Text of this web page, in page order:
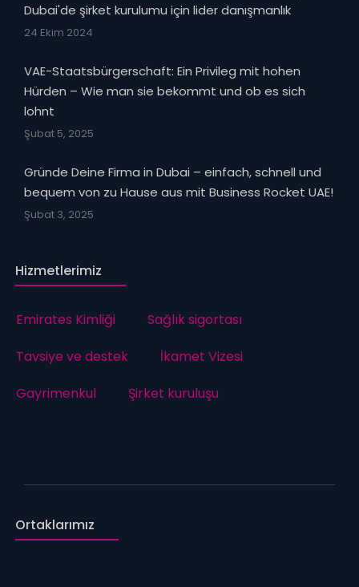
Dubai'de şirket kurulumu için lider danışmanlık
24 Ekim 2024
VAE-Staatsbürgerschaft: Ein Privileg mit hohen
Hürden – Wie man sie bekommt und ob es sich
lohnt
Şubat 5, 2025
Gründe Deine Firma in Dubai – einfach, schnell und
bequem von zu Hause aus mit Business Rocket UAE!
Şubat 3, 2025
Hizmetlerimiz
Emirates Kimliği
Sağlık sigortası
Tavsiye ve destek
İkamet Vizesi
Gayrimenkul
Şirket kuruluşu
Ortaklarımız